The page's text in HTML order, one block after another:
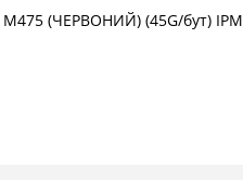
(ЧЕРВОНИЙ) (45G/бут) IPM